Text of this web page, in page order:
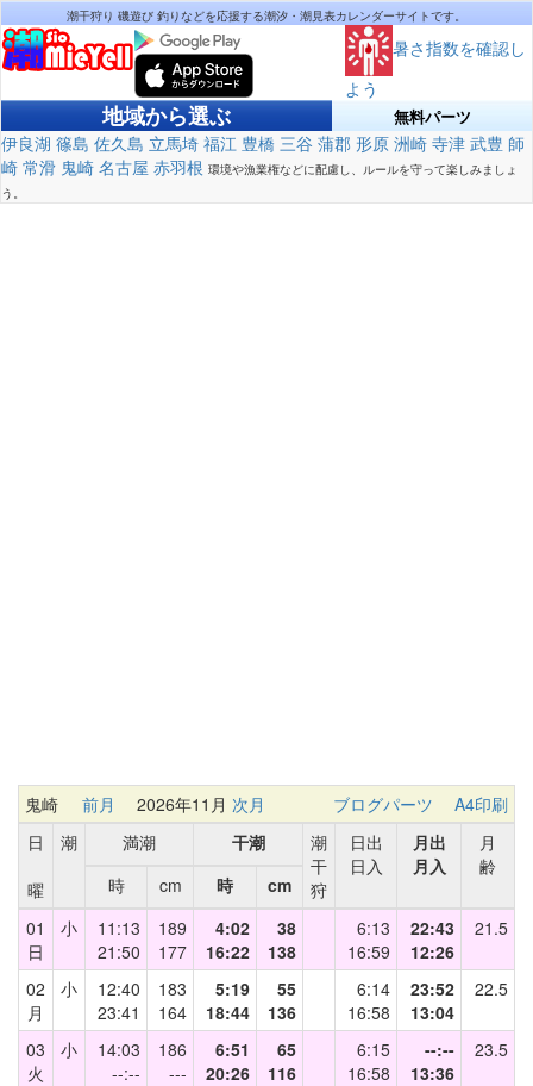
潮干狩り 磯遊び 釣りなどを応援する潮汐・潮見表カレンダーサイトです。
暑さ指数を確認し
よう
地域から選ぶ 無料パーツ
伊良湖 篠島 佐久島 立馬埼 福江 豊橋 三谷 蒲郡 形原 洲崎 寺津 武豊 師
崎 常滑 鬼崎 名古屋 赤羽根 環境や漁業権などに配慮し、ルールを守って楽しみましょ
う。
鬼崎 前月 2026年11月 次月 ブログパーツ
A4印刷
日
曜
潮 満潮 干潮
潮
干
狩
日出
日入
月出
月入
月
齢
時
cm 時
cm
01
日
小
11:13
21:50
189
177
4:02
16:22
38
138
6:13
16:59
22:43
12:26
21.5
02
月
小
12:40
23:41
183
164
5:19
18:44
55
136
6:14
16:58
23:52
13:04
22.5
03
火
小
14:03
--:--
186
---
6:51
20:26
65
116
6:15
16:58
--:--
13:36
23.5